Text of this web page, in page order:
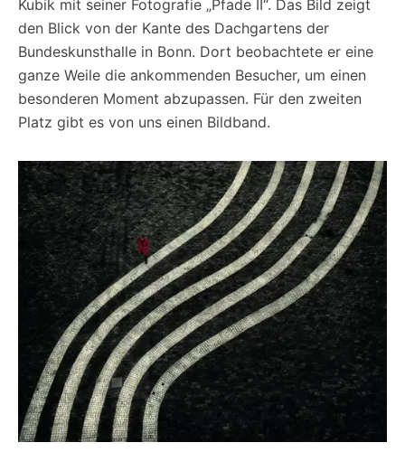
Kubik mit seiner Fotografie „Pfade II“. Das Bild zeigt
den Blick von der Kante des Dachgartens der
Bundeskunsthalle in Bonn. Dort beobachtete er eine
ganze Weile die ankommenden Besucher, um einen
besonderen Moment abzupassen. Für den zweiten
Platz gibt es von uns einen Bildband.